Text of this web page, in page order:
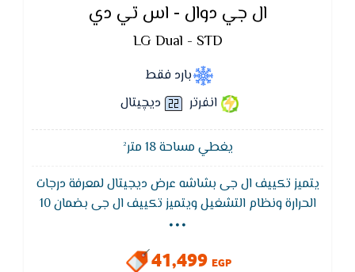
ال جي دوال - اس تي دي
LG Dual - STD
بارد فقط
انفرتر
ديچيتال
يغطي مساحة 18 متر²
يتميز تكييف ال جى بشاشه عرض ديجيتال لمعرفة درجات
الحرارة ونظام التشغيل ويتميز تكييف ال جى بضمان 10
سنوات على الضمان ,التميز بخاصية التشغيل التلقائى وهو
اعادة تشغيل نفسه اتوماتيكيا عند عودة الكهرباء
...
41,499 EGP